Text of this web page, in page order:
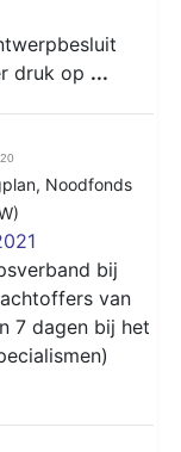
druk op ...
, Noodfonds
bij
van
7 dagen bij het